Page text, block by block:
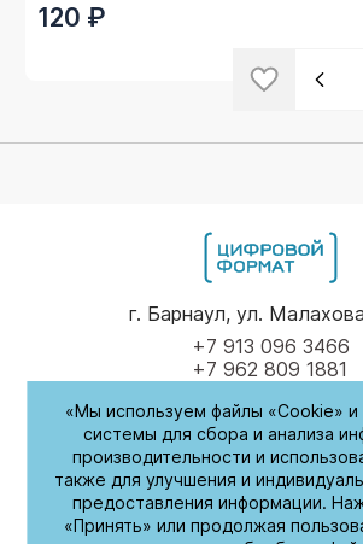
120 ₽
+7 913 096 3466
+7 962 809 1881
г. Барнаул, ул.
Пн-Пт 9.00 -
(обед с 14:00-14:30)
СБ-Вс
«Мы используем файлы «Cookie» и
системы для сбора и анализа
производительности и
также для улучшения и
предоставления информации.
«Принять» или продолжая